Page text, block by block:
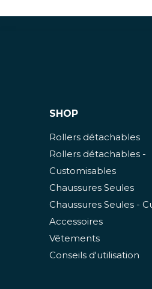
SHOP
Rollers détachables
Rollers détachables -
Customisables
Chaussures Seules
Chaussures Seules -
Accessoires
Vêtements
Conseils d'utilisation